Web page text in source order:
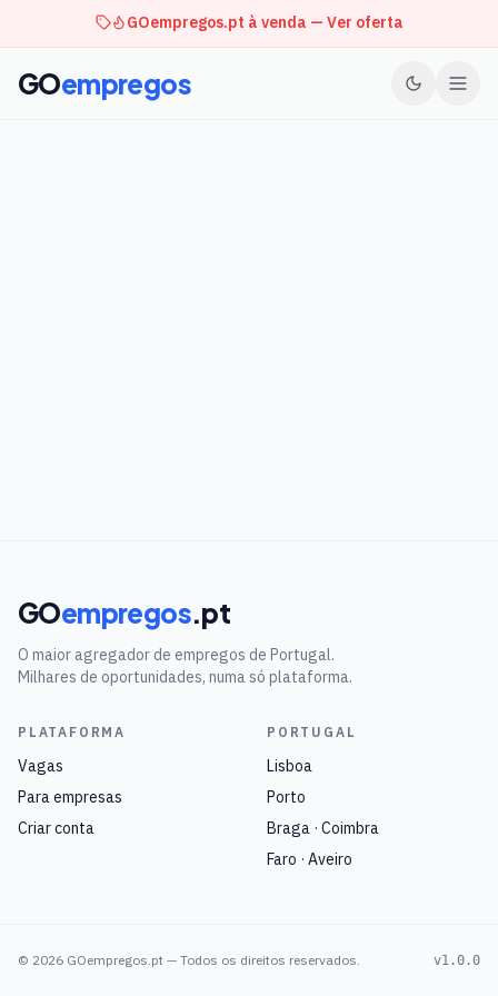
GOempregos.pt à venda — Ver oferta
GOempregos
GOempregos.pt
O maior agregador de empregos de Portugal.
Milhares de oportunidades, numa só plataforma.
PLATAFORMA
Vagas
Para empresas
Criar conta
PORTUGAL
Lisboa
Porto
Braga · Coimbra
Faro · Aveiro
© 2026 GOempregos.pt — Todos os direitos reservados. v1.0.0